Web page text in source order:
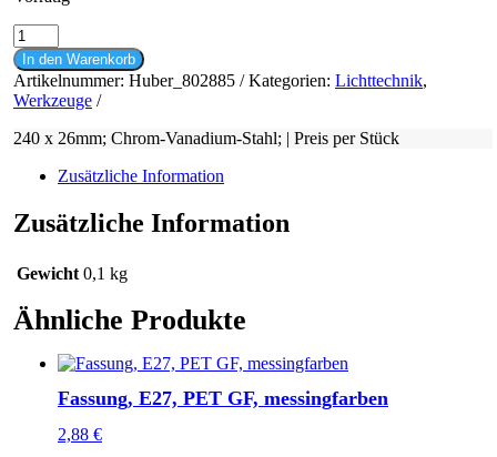
Schlitzmeißel
Menge
In den Warenkorb
Artikelnummer: Huber_802885 Kategorien: Lichttechnik,
Werkzeuge
240 x 26mm; Chrom-Vanadium-Stahl; | Preis per Stück
Zusätzliche Information
Zusätzliche Information
Gewicht 0,1 kg
Ähnliche Produkte
Fassung, E27, PET GF, messingfarben
2,88 €